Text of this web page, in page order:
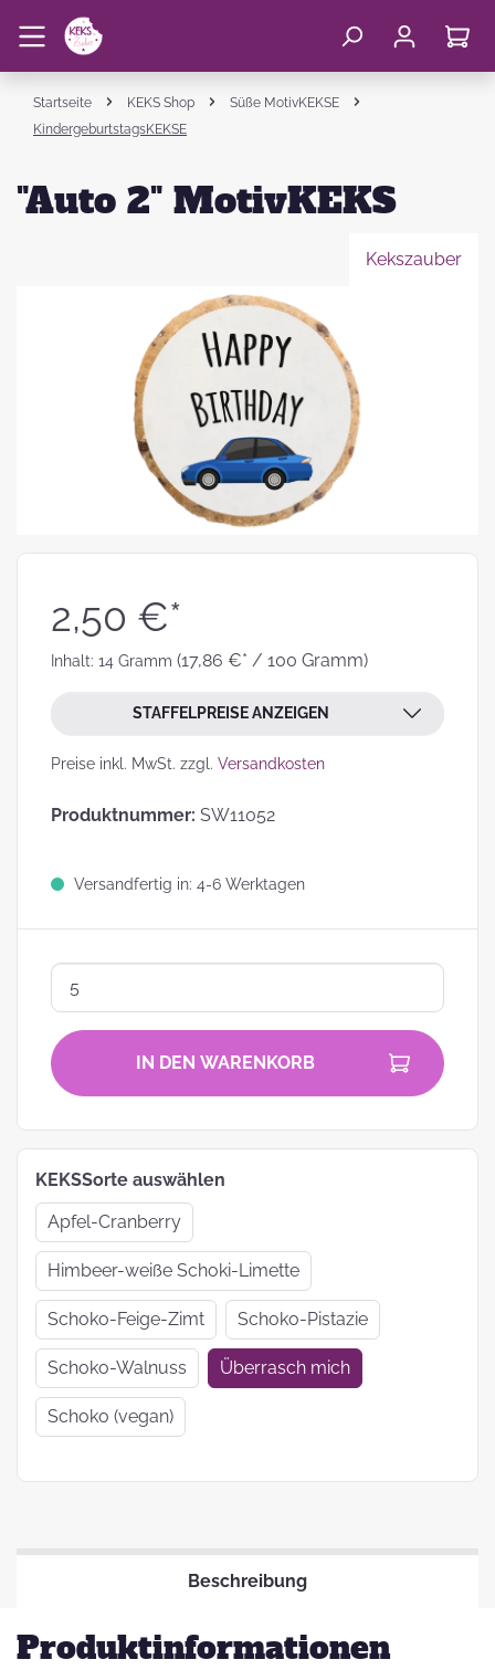
Startseite KEKS Shop
Süße MotivKEKSE
KindergeburtstagsKEKSE
"Auto 2" MotivKEKS
Kekszauber
2,50 €*
Inhalt: 14 Gramm (17,86 €* / 100 Gramm)
STAFFELPREISE ANZEIGEN
Preise inkl. MwSt. zzgl. Versandkosten
Produktnummer: SW11052
Versandfertig in: 4-6 Werktagen
IN DEN WARENKORB
KEKSSorte auswählen
Apfel-Cranberry
Himbeer-weiße Schoki-Limette
Schoko-Feige-Zimt Schoko-Pistazie
Schoko-Walnuss Überrasch mich
Schoko (vegan)
Beschreibung
Produktinformationen